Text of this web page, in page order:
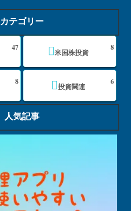
カテゴリー
47
米国株投資
8
8
投資関連
6
人気記事